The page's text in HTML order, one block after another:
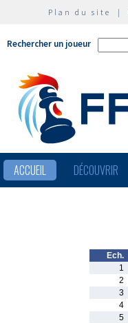
Plan du site |
Rechercher un joueur
ACCUEIL DÉCOUVRIR
Ech.
1
2
3
4
5